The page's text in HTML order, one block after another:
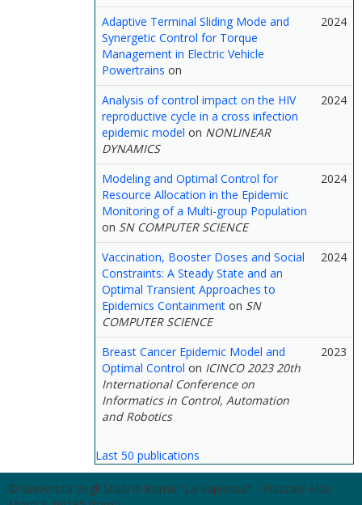
Adaptive Terminal Sliding Mode and
Synergetic Control for Torque
Management in Electric Vehicle
Powertrains on
2024
Analysis of control impact on the HIV
reproductive cycle in a cross infection
epidemic model on NONLINEAR
DYNAMICS
2024
Modeling and Optimal Control for
Resource Allocation in the Epidemic
Monitoring of a Multi-group Population
on SN COMPUTER SCIENCE
2024
Vaccination, Booster Doses and Social
Constraints: A Steady State and an
Optimal Transient Approaches to
Epidemics Containment on SN
COMPUTER SCIENCE
2024
Breast Cancer Epidemic Model and
Optimal Control on ICINCO 2023 20th
International Conference on
Informatics in Control, Automation
and Robotics
2023
Last 50 publications
© Università degli Studi di Roma "La Sapienza" - Piazzale Aldo